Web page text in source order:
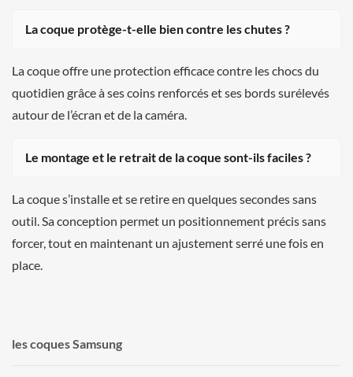
La coque protège-t-elle bien contre les chutes ?
La coque offre une protection efficace contre les chocs du
quotidien grâce à ses coins renforcés et ses bords surélevés
autour de l’écran et de la caméra.
Le montage et le retrait de la coque sont-ils faciles ?
La coque s’installe et se retire en quelques secondes sans
outil. Sa conception permet un positionnement précis sans
forcer, tout en maintenant un ajustement serré une fois en
place.
les coques Samsung